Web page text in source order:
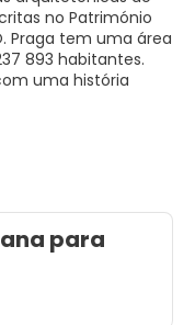
no Património
Praga tem uma área
893 habitantes.
uma história
para